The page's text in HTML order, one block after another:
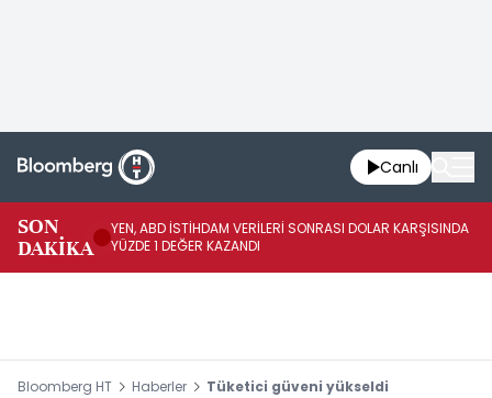
Canlı
SON
DAKİKA
YEN, ABD İSTİHDAM VERİLERİ SONRASI DOLAR KARŞISINDA
YÜZDE 1 DEĞER KAZANDI
Bloomberg HT Haberler Tüketici güveni yükseldi